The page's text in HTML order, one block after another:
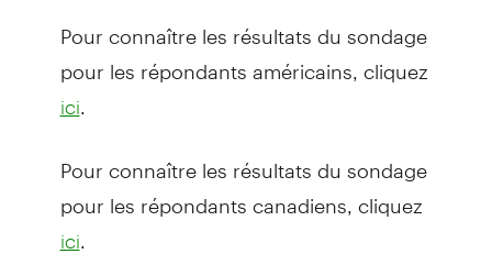
Pour connaître les résultats du sondage
pour les répondants américains, cliquez
ici
Pour connaître les résultats du sondage
pour les répondants canadiens, cliquez
ici